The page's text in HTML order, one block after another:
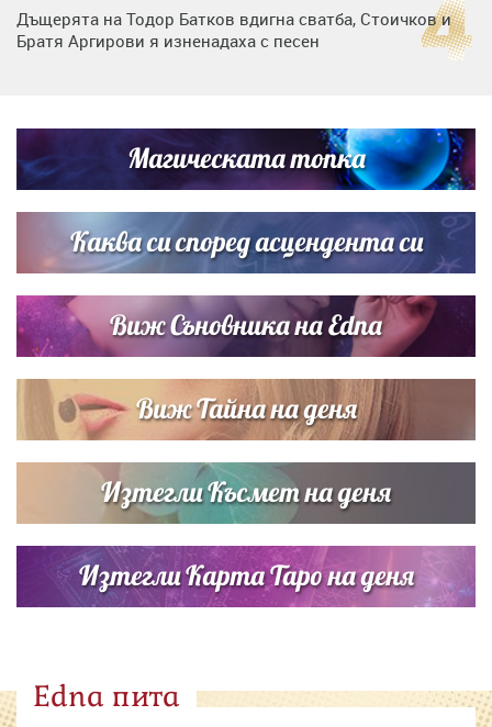
Дъщерята на Тодор Батков вдигна сватба, Стоичков и
Братя Аргирови я изненадаха с песен
Списъкът е ясен: Джей Ло и Риана във ВИП гостите на
сватбата на Роналдо
Магическата топка
Каква си според асцендента си
Виж Съновника на Edna
Виж Тайна на деня
Изтегли Късмет на деня
Изтегли Карта Таро на деня
Edna пита